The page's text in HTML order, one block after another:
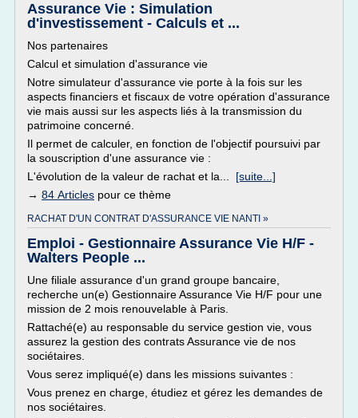
Assurance Vie : Simulation
d'investissement - Calculs et ...
Nos partenaires
Calcul et simulation d'assurance vie
Notre simulateur d'assurance vie porte à la fois sur les
aspects financiers et fiscaux de votre opération d'assurance
vie mais aussi sur les aspects liés à la transmission du
patrimoine concerné.
Il permet de calculer, en fonction de l'objectif poursuivi par
la souscription d'une assurance vie :
L'évolution de la valeur de rachat et la... [suite...]
→ 84 Articles pour ce thème
RACHAT D'UN CONTRAT D'ASSURANCE VIE NANTI »
Emploi - Gestionnaire Assurance Vie H/F -
Walters People ...
Une filiale assurance d'un grand groupe bancaire,
recherche un(e) Gestionnaire Assurance Vie H/F pour une
mission de 2 mois renouvelable à Paris.
Rattaché(e) au responsable du service gestion vie, vous
assurez la gestion des contrats Assurance vie de nos
sociétaires.
Vous serez impliqué(e) dans les missions suivantes :
Vous prenez en charge, étudiez et gérez les demandes de
nos sociétaires.